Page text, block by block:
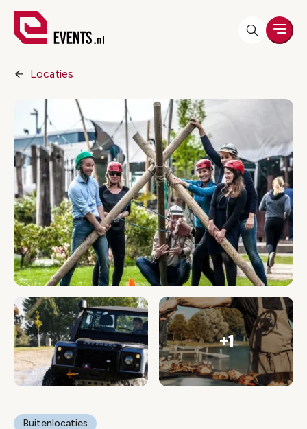
Locaties
+1
Buitenlocaties